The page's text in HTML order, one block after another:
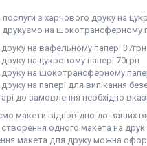
з харчового друку на
на шокотрансферному
друку на вафельному папері 37грн
друку на цукровому папері 70грн
друку на шокотрансферному
друку на папері для випікання
до замовлення необхідно
макети відповідно до ваших
створення одного макета на друк
макета для друку можна